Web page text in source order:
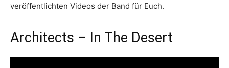
veröffentlichten Videos der Band für Euch.
Architects – In The Desert